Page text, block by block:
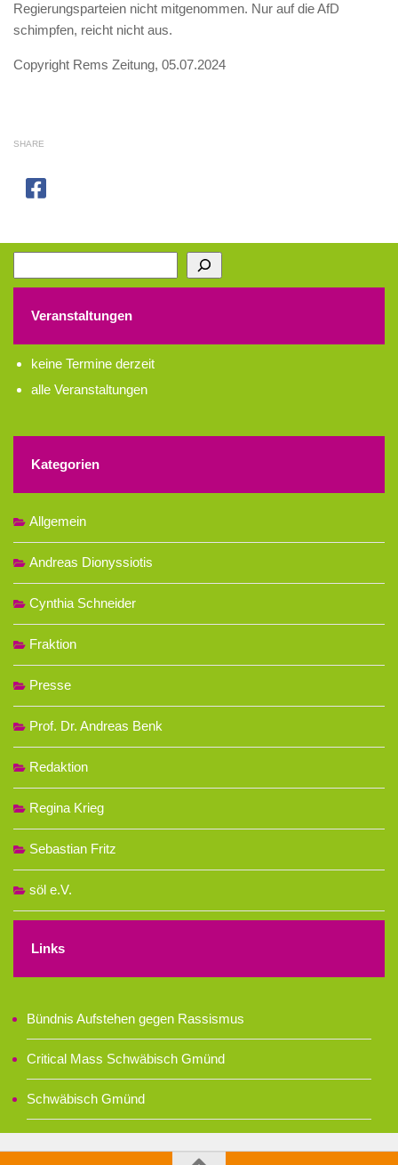
Regierungsparteien nicht mitgenommen. Nur auf die AfD
schimpfen, reicht nicht aus.
Copyright Rems Zeitung, 05.07.2024
SHARE
Veranstaltungen
keine Termine derzeit
alle Veranstaltungen
Kategorien
Allgemein
Andreas Dionyssiotis
Cynthia Schneider
Fraktion
Presse
Prof. Dr. Andreas Benk
Redaktion
Regina Krieg
Sebastian Fritz
söl e.V.
Links
Bündnis Aufstehen gegen Rassismus
Critical Mass Schwäbisch Gmünd
Schwäbisch Gmünd